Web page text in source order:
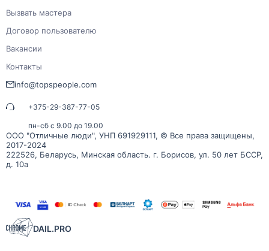
ООО "Отличные люди", УНП 691929111, © Все права защищены,
2017-2024
222526, Беларусь, Минская область. г. Борисов, ул. 50 лет БССР,
д. 10а
Вызвать мастера
Договор пользователю
Вакансии
Контакты
info@topspeople.com
+375-29-387-77-05
пн-сб с 9.00 до 19.00
DAIL.PRO